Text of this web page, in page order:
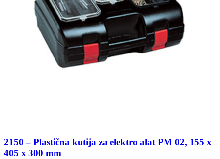
2150 – Plastična kutija za elektro alat PM 02, 155 x
405 x 300 mm